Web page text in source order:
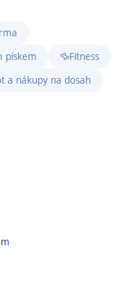
pískem
Fitness
a nákupy na dosah